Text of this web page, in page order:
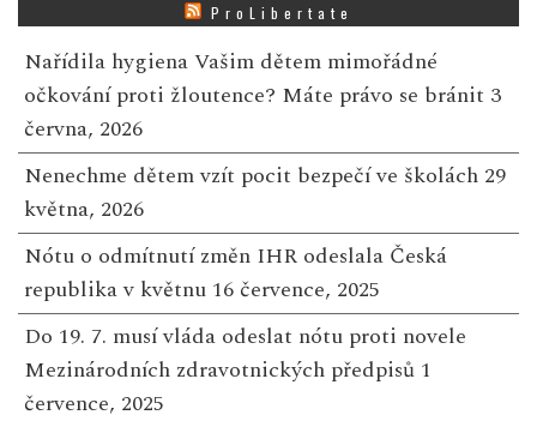
ProLibertate
Nařídila hygiena Vašim dětem mimořádné
očkování proti žloutence? Máte právo se bránit 3
června, 2026
Nenechme dětem vzít pocit bezpečí ve školách 29
května, 2026
Nótu o odmítnutí změn IHR odeslala Česká
republika v květnu 16 července, 2025
Do 19. 7. musí vláda odeslat nótu proti novele
Mezinárodních zdravotnických předpisů 1
července, 2025